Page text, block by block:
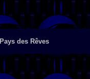
des Rêves